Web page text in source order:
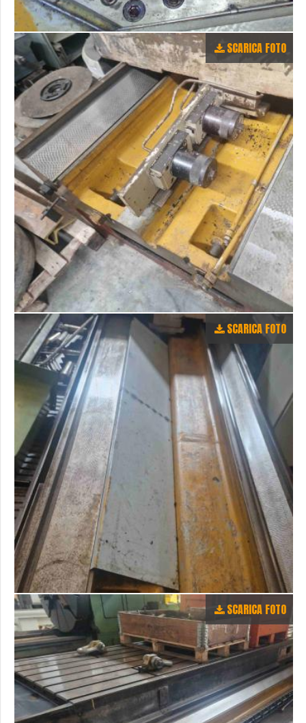
SCARICA FOTO
SCARICA FOTO
SCARICA FOTO